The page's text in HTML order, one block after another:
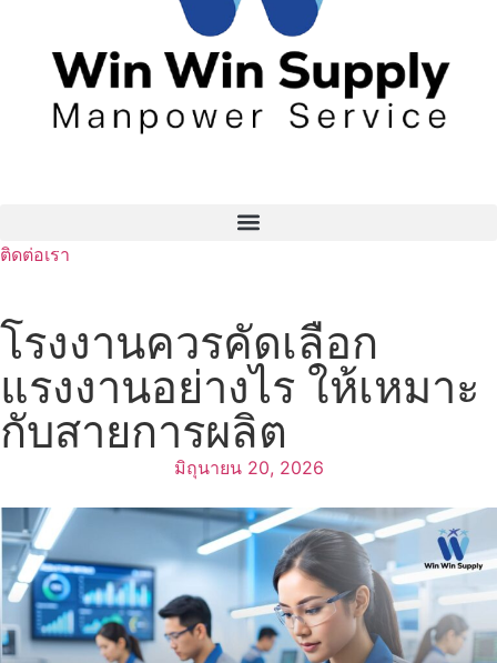
ติดต่อเรา
โรงงานควรคัดเลือก
แรงงานอย่างไร ให้เหมาะ
กับสายการผลิต
มิถุนายน 20, 2026